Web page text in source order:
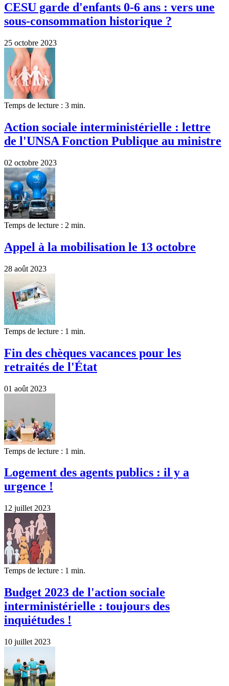
CESU garde d'enfants 0-6 ans : vers une
sous-consommation historique ?
25 octobre 2023
Temps de lecture : 3 min.
Action sociale interministérielle : lettre
de l'UNSA Fonction Publique au ministre
02 octobre 2023
Temps de lecture : 2 min.
Appel à la mobilisation le 13 octobre
28 août 2023
Temps de lecture : 1 min.
Fin des chèques vacances pour les
retraités de l'État
01 août 2023
Temps de lecture : 1 min.
Logement des agents publics : il y a
urgence !
12 juillet 2023
Temps de lecture : 1 min.
Budget 2023 de l'action sociale
interministérielle : toujours des
inquiétudes !
10 juillet 2023